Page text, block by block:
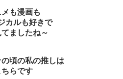
も漫画も
カルも好きで
てましたね～
頃の私の推しは
ちらです